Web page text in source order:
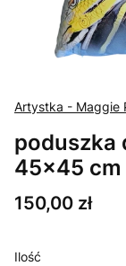
Artystka - Maggie
poduszka
45x45 cm
Cena
150,00 zł
Ilość